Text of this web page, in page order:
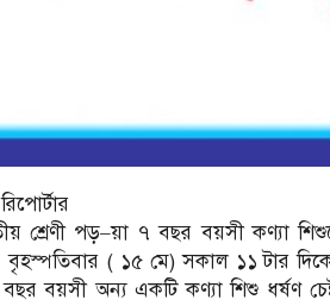
শ্রেণী পড়–য়া ৭ বছর বয়সী কণ্যা
বৃহস্পতিবার ( ১৫ মে) সকাল ১১ টার
বয়সী অন্য একটি কণ্যা শিশু ধর্ষণ